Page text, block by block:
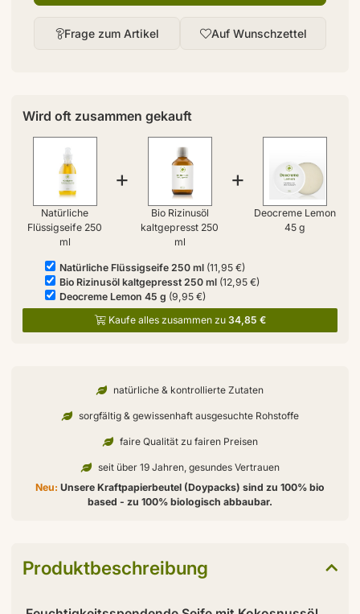
Frage zum Artikel Auf Wunschzettel
Wird oft zusammen gekauft
Natürliche
Flüssigseife 250
ml
+
Bio Rizinusöl
kaltgepresst 250
ml
+
Deocreme Lemon
45 g
Natürliche Flüssigseife 250 ml(11,95 €)
Bio Rizinusöl kaltgepresst 250 ml(12,95 €)
Deocreme Lemon 45 g (9,95 €)
Kaufe alles zusammen zu 34,85 €
natürliche & kontrollierte Zutaten
sorgfältig & gewissenhaft ausgesuchte Rohstoffe
faire Qualität zu fairen Preisen
seit über 19 Jahren, gesundes Vertrauen
Neu: Unsere Kraftpapierbeutel (Doypacks) sind zu 100% bio
based - zu 100% biologisch abbaubar.
Produktbeschreibung